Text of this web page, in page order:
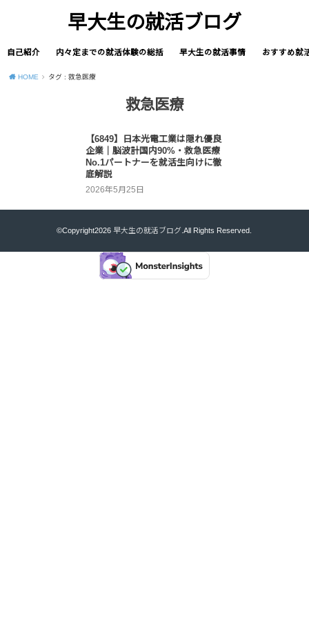
早大生の就活ブログ
自己紹介 内々定までの就活体験の総括 早大生の就活事情 おすすめ就
HOME タグ : 救急医療
救急医療
【6849】日本光電工業は隠れ優良
企業｜脳波計国内90%・救急医療
No.1パートナーを就活生向けに徹
底解説
2026年5月25日
©Copyright2026早大生の就活ブログ .All Rights Reserved.